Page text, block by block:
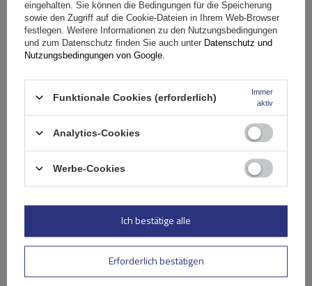
Dachgepäckträger
249,19 €inkl. MwSt
11. August
In den
eingehalten. Sie können die Bedingungen für die Speicherung
sowie den Zugriff auf die Cookie-Dateien in Ihrem Web-Browser
festlegen. Weitere Informationen zu den Nutzungsbedingungen
und zum Datenschutz finden Sie auch unter Datenschutz und
Nutzungsbedingungen von Google
Funktionale Cookies (erforderlich)
Immer
aktiv
Analytics-Cookies
Werbe-Cookies
Erforderlich bestätigen
Ich bestätige alle